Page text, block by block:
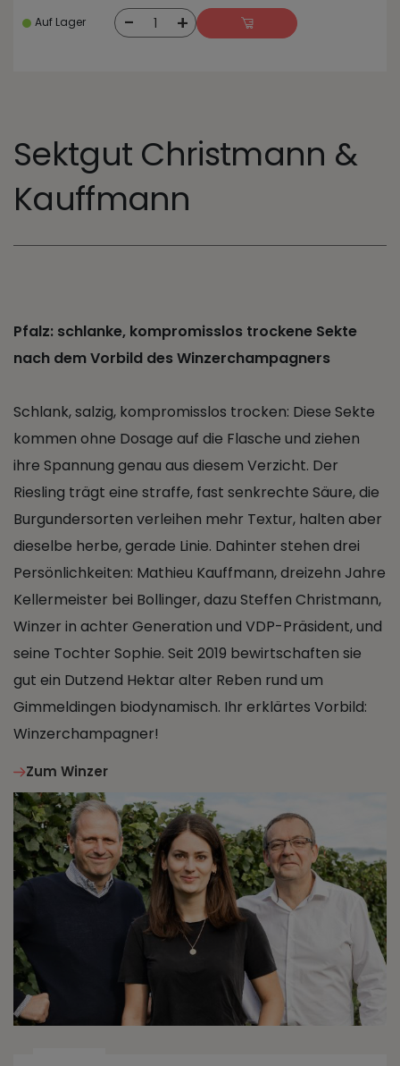
Auf Lager - 1 +
Sektgut Christmann &
Kauffmann
Pfalz: schlanke, kompromisslos trockene Sekte
nach dem Vorbild des Winzerchampagners
Schlank, salzig, kompromisslos trocken: Diese Sekte
kommen ohne Dosage auf die Flasche und ziehen
ihre Spannung genau aus diesem Verzicht. Der
Riesling trägt eine straffe, fast senkrechte Säure, die
Burgundersorten verleihen mehr Textur, halten aber
dieselbe herbe, gerade Linie. Dahinter stehen drei
Persönlichkeiten: Mathieu Kauffmann, dreizehn Jahre
Kellermeister bei Bollinger, dazu Steffen Christmann,
Winzer in achter Generation und VDP-Präsident, und
seine Tochter Sophie. Seit 2019 bewirtschaften sie
gut ein Dutzend Hektar alter Reben rund um
Gimmeldingen biodynamisch. Ihr erklärtes Vorbild:
Winzerchampagner!
Zum Winzer